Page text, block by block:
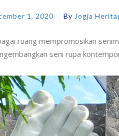
1, 2020 By Jogja
ruang mempromosikan
seni rupa